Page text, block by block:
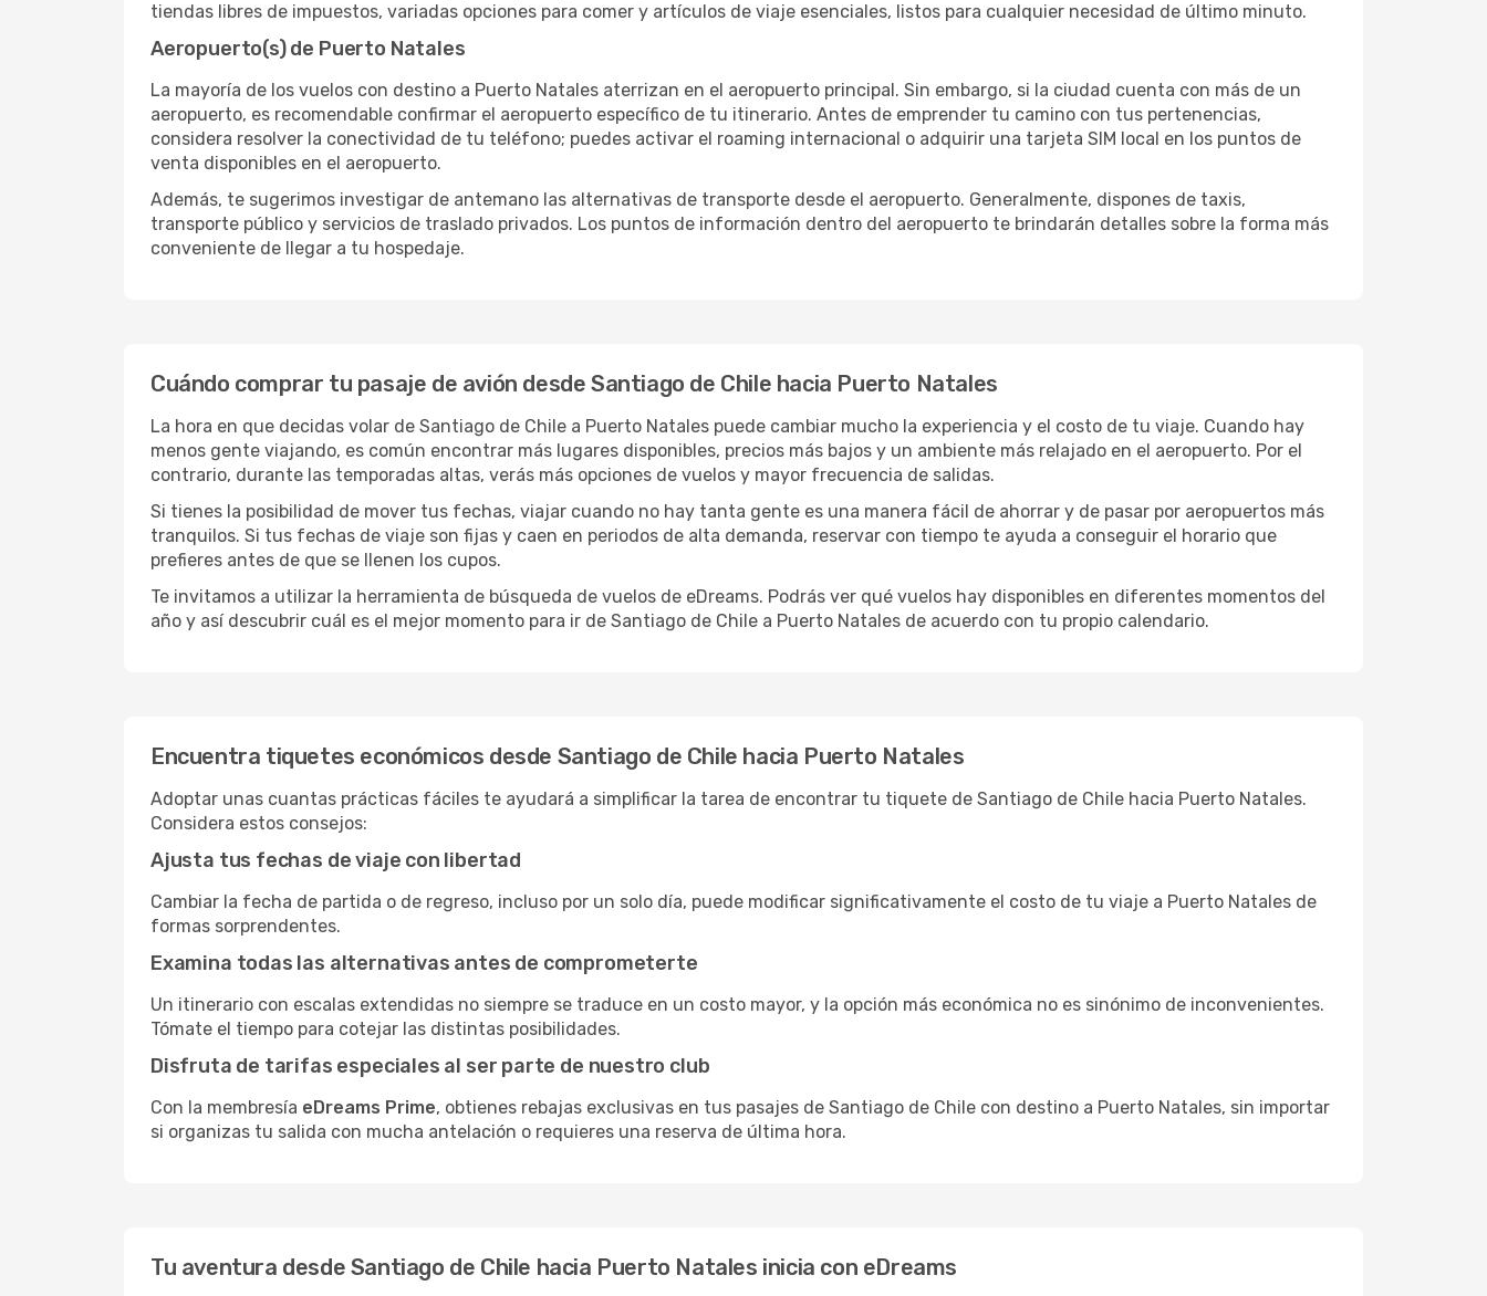
tiendas libres de impuestos, variadas opciones para comer y artículos de viaje esenciales, listos para cualquier necesidad de último minuto.
Aeropuerto(s) de Puerto Natales
La mayoría de los vuelos con destino a Puerto Natales aterrizan en el aeropuerto principal. Sin embargo, si la ciudad cuenta con más de un
aeropuerto, es recomendable confirmar el aeropuerto específico de tu itinerario. Antes de emprender tu camino con tus pertenencias,
considera resolver la conectividad de tu teléfono; puedes activar el roaming internacional o adquirir una tarjeta SIM local en los puntos de
venta disponibles en el aeropuerto.
Además, te sugerimos investigar de antemano las alternativas de transporte desde el aeropuerto. Generalmente, dispones de taxis,
transporte público y servicios de traslado privados. Los puntos de información dentro del aeropuerto te brindarán detalles sobre la forma más
conveniente de llegar a tu hospedaje.
Cuándo comprar tu pasaje de avión desde Santiago de Chile hacia Puerto Natales
La hora en que decidas volar de Santiago de Chile a Puerto Natales puede cambiar mucho la experiencia y el costo de tu viaje. Cuando hay
menos gente viajando, es común encontrar más lugares disponibles, precios más bajos y un ambiente más relajado en el aeropuerto. Por el
contrario, durante las temporadas altas, verás más opciones de vuelos y mayor frecuencia de salidas.
Si tienes la posibilidad de mover tus fechas, viajar cuando no hay tanta gente es una manera fácil de ahorrar y de pasar por aeropuertos más
tranquilos. Si tus fechas de viaje son fijas y caen en periodos de alta demanda, reservar con tiempo te ayuda a conseguir el horario que
prefieres antes de que se llenen los cupos.
Te invitamos a utilizar la herramienta de búsqueda de vuelos de eDreams. Podrás ver qué vuelos hay disponibles en diferentes momentos del
año y así descubrir cuál es el mejor momento para ir de Santiago de Chile a Puerto Natales de acuerdo con tu propio calendario.
Encuentra tiquetes económicos desde Santiago de Chile hacia Puerto Natales
Adoptar unas cuantas prácticas fáciles te ayudará a simplificar la tarea de encontrar tu tiquete de Santiago de Chile hacia Puerto Natales.
Considera estos consejos:
Ajusta tus fechas de viaje con libertad
Cambiar la fecha de partida o de regreso, incluso por un solo día, puede modificar significativamente el costo de tu viaje a Puerto Natales de
formas sorprendentes.
Examina todas las alternativas antes de comprometerte
Un itinerario con escalas extendidas no siempre se traduce en un costo mayor, y la opción más económica no es sinónimo de inconvenientes.
Tómate el tiempo para cotejar las distintas posibilidades.
Disfruta de tarifas especiales al ser parte de nuestro club
Con la membresía eDreams Prime, obtienes rebajas exclusivas en tus pasajes de Santiago de Chile con destino a Puerto Natales, sin importar
si organizas tu salida con mucha antelación o requieres una reserva de última hora.
Tu aventura desde Santiago de Chile hacia Puerto Natales inicia con eDreams